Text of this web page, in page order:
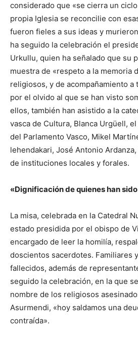
considerado que «se cierra un
propia Iglesia se reconcilie con
fueron fieles a sus ideas y
ha seguido la celebración el
Urkullu, quien ha señalado que su
muestra de «respeto a la memoria
religiosos, y de acompañamiento a
por el olvido al que se han visto
ellos, también han asistido a la
vasca de Cultura, Blanca Urgüell,
del Parlamento Vasco, Mikel
lehendakari, José Antonio
de instituciones locales y forales.
«Dignificación de quienes han
La misa, celebrada en la Catedral
estado presidida por el obispo de
encargado de leer la homilía,
doscientos sacerdotes. Familiares
fallecidos, además de
seguido la celebración, en la que
nombre de los religiosos
Asurmendi, «hoy saldamos una
contraída».